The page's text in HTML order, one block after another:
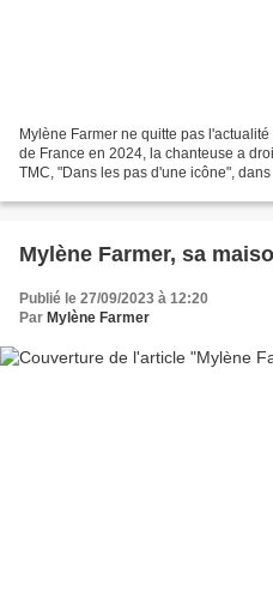
Mylène Farmer ne quitte pas
de France en 2024, la chanteuse a
TMC, "Dans les pas d'une icône",
Mylène Farmer, sa
Publié le 27/09/2023 à 12:20
Par Mylène Farmer